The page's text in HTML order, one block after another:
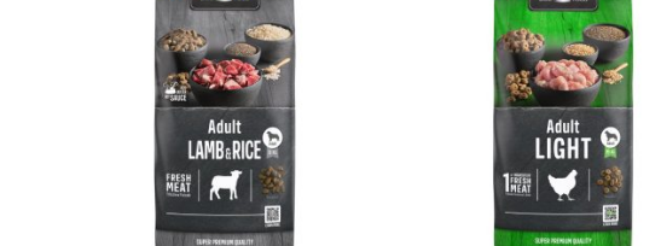
עד
מספר
סוגים.
ניתן
לבחור
את
האפשרויות
בעמוד
המוצר
עד
מספר
סוגים.
ניתן
לבחור
את
האפשרויות
בעמוד
המוצר